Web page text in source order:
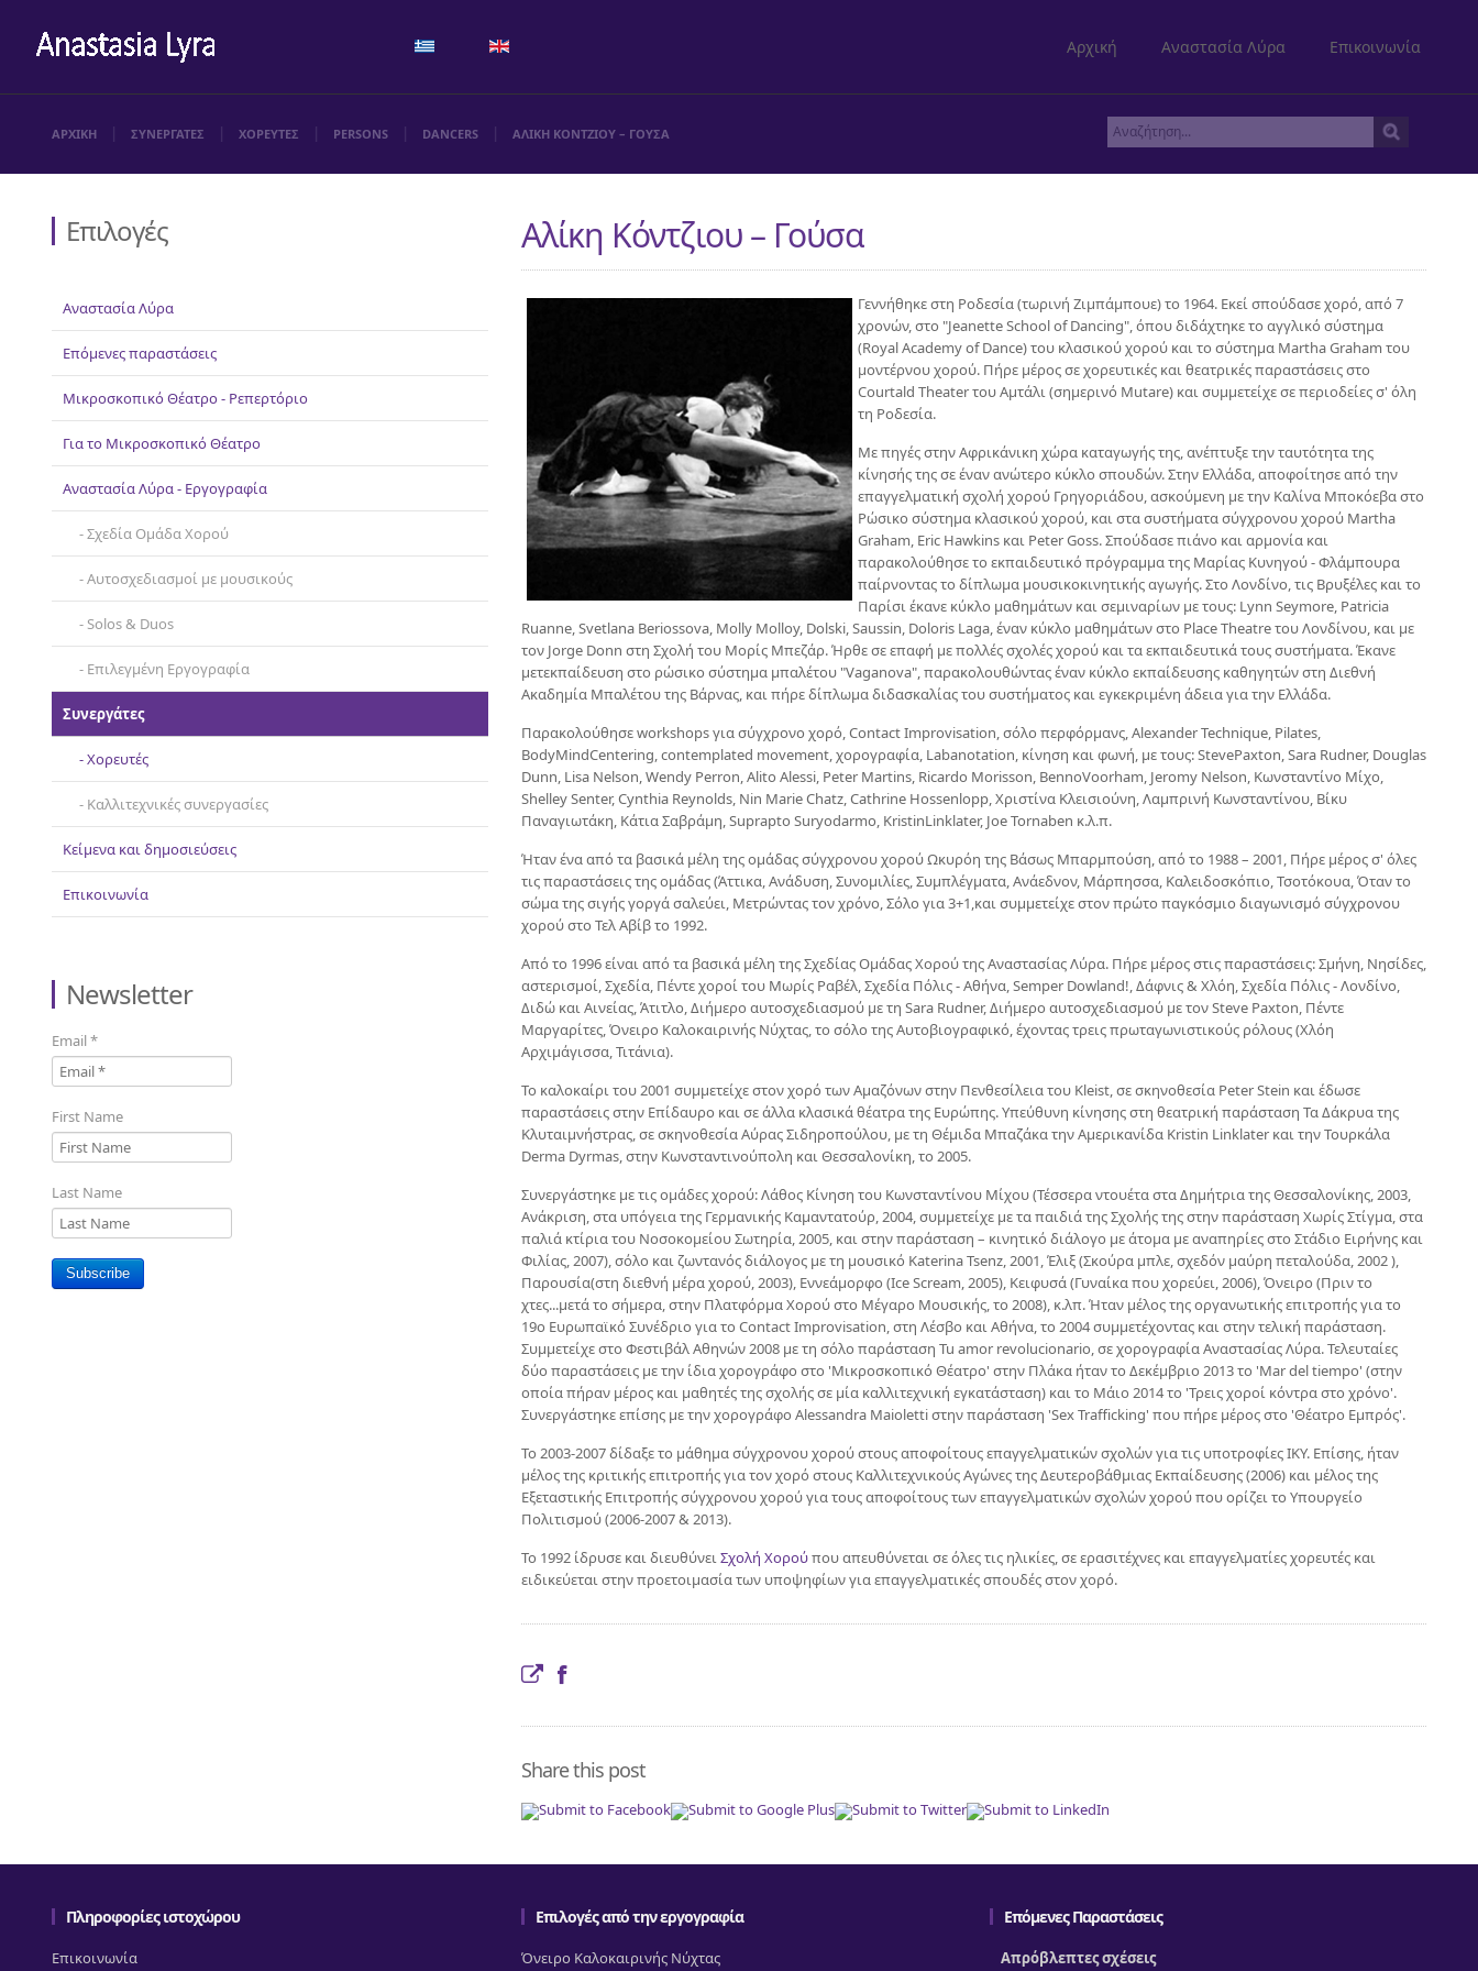
Αρχική Αναστασία Λύρα Επικοινωνία
ΑΡΧΙΚΗ ΣΥΝΕΡΓΑΤΕΣ ΧΟΡΕΥΤΕΣ PERSONS DANCERS ΑΛΙΚΗ ΚΟΝΤΖΙΟΥ – ΓΟΥΣΑ
Επιλογές
Αναστασία Λύρα
Επόμενες παραστάσεις
Μικροσκοπικό Θέατρο - Ρεπερτόριο
Για το Μικροσκοπικό Θέατρο
Αναστασία Λύρα - Εργογραφία
Σχεδία Ομάδα Χορού
Αυτοσχεδιασμοί με μουσικούς
Solos & Duos
Επιλεγμένη Εργογραφία
Συνεργάτες
Χορευτές
Καλλιτεχνικές συνεργασίες
Κείμενα και δημοσιεύσεις
Επικοινωνία
Newsletter
Email*
First Name
Last Name
Subscribe
Αλίκη Κόντζιου – Γούσα
Γεννήθηκε στη Ροδεσία (τωρινή Ζιμπάμπουε) το 1964. Εκεί σπούδασε χορό, από 7
χρονών, στο "Jeanette School of Dancing", όπου διδάχτηκε το αγγλικό σύστημα
(Royal Academy of Dance) του κλασικού χορού και το σύστημα Martha Graham του
μοντέρνου χορού. Πήρε μέρος σε χορευτικές και θεατρικές παραστάσεις στο
Courtald Theater του Αμτάλι (σημερινό Mutare) και συμμετείχε σε περιοδείες σ' όλη
τη Ροδεσία.
Με πηγές στην Αφρικάνικη χώρα καταγωγής της, ανέπτυξε την ταυτότητα της
κίνησής της σε έναν ανώτερο κύκλο σπουδών. Στην Ελλάδα, αποφοίτησε από την
επαγγελματική σχολή χορού Γρηγοριάδου, ασκούμενη με την Καλίνα Μποκόεβα στο
Ρώσικο σύστημα κλασικού χορού, και στα συστήματα σύγχρονου χορού Martha
Graham, Eric Hawkins και Peter Goss. Σπούδασε πιάνο και αρμονία και
παρακολούθησε το εκπαιδευτικό πρόγραμμα της Μαρίας Κυνηγού - Φλάμπουρα
παίρνοντας το δίπλωμα μουσικοκινητικής αγωγής. Στο Λονδίνο, τις Βρυξέλες και το
Παρίσι έκανε κύκλο μαθημάτων και σεμιναρίων με τους: Lynn Seymore, Patricia
Ruanne, Svetlana Beriossova, Molly Molloy, Dolski, Saussin, Doloris Laga, έναν κύκλο μαθημάτων στο Place Theatre του Λονδίνου, και με
τον Jorge Donn στη Σχολή του Μορίς Μπεζάρ. Ήρθε σε επαφή με πολλές σχολές χορού και τα εκπαιδευτικά τους συστήματα. Έκανε
μετεκπαίδευση στο ρώσικο σύστημα μπαλέτου "Vaganova", παρακολουθώντας έναν κύκλο εκπαίδευσης καθηγητών στη Διεθνή
Ακαδημία Μπαλέτου της Βάρνας, και πήρε δίπλωμα διδασκαλίας του συστήματος και εγκεκριμένη άδεια για την Ελλάδα.
Παρακολούθησε workshops για σύγχρονο χορό, Contact Improvisation, σόλο περφόρμανς, Alexander Technique, Pilates,
BodyMindCentering, contemplated movement, χορογραφία, Labanotation, κίνηση και φωνή, με τους: StevePaxton, Sara Rudner, Douglas
Dunn, Lisa Nelson, Wendy Perron, Alito Alessi, Peter Martins, Ricardo Morisson, BennoVoorham, Jeromy Nelson, Κωνσταντίνο Μίχο,
Shelley Senter, Cynthia Reynolds, Nin Marie Chatz, Cathrine Hossenlopp, Χριστίνα Κλεισιούνη, Λαμπρινή Κωνσταντίνου, Βίκυ
Παναγιωτάκη, Κάτια Σαβράμη, Suprapto Suryodarmo, KristinLinklater, Joe Tornaben κ.λ.π.
Ήταν ένα από τα βασικά μέλη της ομάδας σύγχρονου χορού Ωκυρόη της Βάσως Μπαρμπούση, από το 1988 – 2001, Πήρε μέρος σ' όλες
τις παραστάσεις της ομάδας (Άττικα, Ανάδυση, Συνομιλίες, Συμπλέγματα, Ανάεδνον, Μάρπησσα, Καλειδοσκόπιο, Τσοτόκουα, Όταν το
σώμα της σιγής γοργά σαλεύει, Μετρώντας τον χρόνο, Σόλο για 3+1,και συμμετείχε στον πρώτο παγκόσμιο διαγωνισμό σύγχρονου
χορού στο Τελ Αβίβ το 1992.
Από το 1996 είναι από τα βασικά μέλη της Σχεδίας Ομάδας Χορού της Αναστασίας Λύρα. Πήρε μέρος στις παραστάσεις: Σμήνη, Νησίδες,
αστερισμοί, Σχεδία, Πέντε χοροί του Μωρίς Ραβέλ, Σχεδία Πόλις - Αθήνα, Semper Dowland!, Δάφνις & Χλόη, Σχεδία Πόλις - Λονδίνο,
Διδώ και Αινείας, Άτιτλο, Διήμερο αυτοσχεδιασμού με τη Sara Rudner, Διήμερο αυτοσχεδιασμού με τον Steve Paxton, Πέντε
Μαργαρίτες, Όνειρο Καλοκαιρινής Νύχτας, το σόλο της Αυτοβιογραφικό, έχοντας τρεις πρωταγωνιστικούς ρόλους (Χλόη
Αρχιμάγισσα, Τιτάνια).
Το καλοκαίρι του 2001 συμμετείχε στον χορό των Αμαζόνων στην Πενθεσίλεια του Kleist, σε σκηνοθεσία Peter Stein και έδωσε
παραστάσεις στην Επίδαυρο και σε άλλα κλασικά θέατρα της Ευρώπης. Υπεύθυνη κίνησης στη θεατρική παράσταση Τα Δάκρυα της
Κλυταιμνήστρας, σε σκηνοθεσία Αύρας Σιδηροπούλου, με τη Θέμιδα Μπαζάκα την Αμερικανίδα Kristin Linklater και την Τουρκάλα
Derma Dyrmas, στην Κωνσταντινούπολη και Θεσσαλονίκη, το 2005.
Συνεργάστηκε με τις ομάδες χορού: Λάθος Κίνηση του Κωνσταντίνου Μίχου (Τέσσερα ντουέτα στα Δημήτρια της Θεσσαλονίκης, 2003,
Ανάκριση, στα υπόγεια της Γερμανικής Καμαντατούρ, 2004, συμμετείχε με τα παιδιά της Σχολής της στην παράσταση Χωρίς Στίγμα, στα
παλιά κτίρια του Νοσοκομείου Σωτηρία, 2005, και στην παράσταση – κινητικό διάλογο με άτομα με αναπηρίες στο Στάδιο Ειρήνης και
Φιλίας, 2007), σόλο και ζωντανός διάλογος με τη μουσικό Katerina Tsenz, 2001, Έλιξ (Σκούρα μπλε, σχεδόν μαύρη πεταλούδα, 2002 ),
Παρουσία(στη διεθνή μέρα χορού, 2003), Εννεάμορφο (Ice Scream, 2005), Κειφυσά (Γυναίκα που χορεύει, 2006), Όνειρο (Πριν το
χτες...μετά το σήμερα, στην Πλατφόρμα Χορού στο Μέγαρο Μουσικής, το 2008), κ.λπ. Ήταν μέλος της οργανωτικής επιτροπής για το
19ο Ευρωπαϊκό Συνέδριο για το Contact Improvisation, στη Λέσβο και Αθήνα, το 2004 συμμετέχοντας και στην τελική παράσταση.
Συμμετείχε στο Φεστιβάλ Αθηνών 2008 με τη σόλο παράσταση Tu amor revolucionario, σε χορογραφία Αναστασίας Λύρα. Τελευταίες
δύο παραστάσεις με την ίδια χορογράφο στο 'Μικροσκοπικό Θέατρο' στην Πλάκα ήταν το Δεκέμβριο 2013 το 'Mar del tiempo' (στην
οποία πήραν μέρος και μαθητές της σχολής σε μία καλλιτεχνική εγκατάσταση) και το Μάιο 2014 το 'Τρεις χοροί κόντρα στο χρόνο'.
Συνεργάστηκε επίσης με την χορογράφο Alessandra Maioletti στην παράσταση 'Sex Trafficking' που πήρε μέρος στο 'Θέατρο Εμπρός'.
Το 2003-2007 δίδαξε το μάθημα σύγχρονου χορού στους αποφοίτους επαγγελματικών σχολών για τις υποτροφίες ΙΚΥ. Επίσης, ήταν
μέλος της κριτικής επιτροπής για τον χορό στους Καλλιτεχνικούς Αγώνες της Δευτεροβάθμιας Εκπαίδευσης (2006) και μέλος της
Εξεταστικής Επιτροπής σύγχρονου χορού για τους αποφοίτους των επαγγελματικών σχολών χορού που ορίζει το Υπουργείο
Πολιτισμού (2006-2007 & 2013).
Το 1992 ίδρυσε και διευθύνειΣχολή Χορούπου απευθύνεται σε όλες τις ηλικίες, σε ερασιτέχνες και επαγγελματίες χορευτές και
ειδικεύεται στην προετοιμασία των υποψηφίων για επαγγελματικές σπουδές στον χορό.
Share this post
Πληροφορίες ιστοχώρου
Επικοινωνία
Επιλογές από την εργογραφία
Όνειρο Καλοκαιρινής Νύχτας
Επόμενες Παραστάσεις
Απρόβλεπτες σχέσεις